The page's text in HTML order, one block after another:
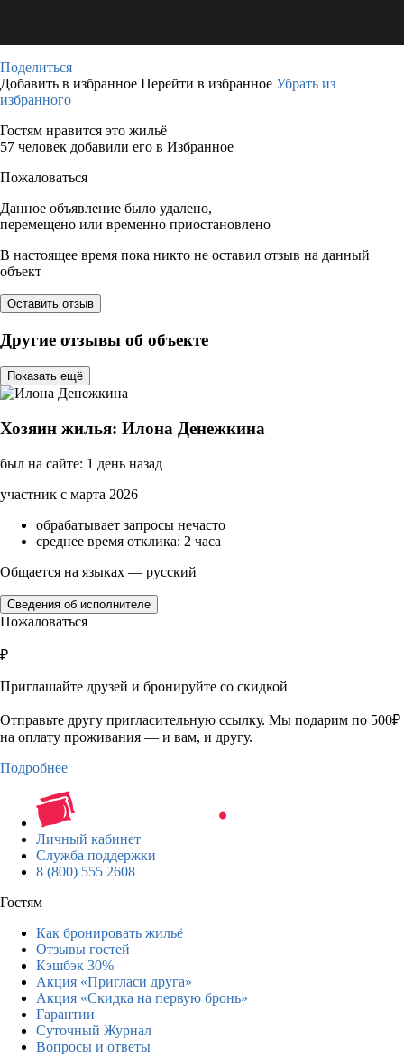
Поделиться
Добавить в избранное Перейти в избранное Убрать из
избранного
Гостям нравится это жильё
57 человек добавили его в Избранное
Пожаловаться
Данное объявление было удалено,
перемещено или временно приостановлено
В настоящее время пока никто не оставил отзыв на данный
объект
Оставить отзыв
Другие отзывы об объекте
Показать ещё
Хозяин жилья: Илона Денежкина
был на сайте: 1 день назад
участник с марта 2026
обрабатывает запросы нечасто
среднее время отклика: 2 часа
Общается на языках — русский
Сведения об исполнителе
Пожаловаться
₽
Приглашайте друзей и бронируйте со скидкой
Отправьте другу пригласительную ссылку. Мы подарим по 500₽
на оплату проживания — и вам, и другу.
Подробнее
Личный кабинет
Служба поддержки
8 (800) 555 2608
Гостям
Как бронировать жильё
Отзывы гостей
Кэшбэк 30%
Акция «Пригласи друга»
Акция «Скидка на первую бронь»
Гарантии
Суточный Журнал
Вопросы и ответы